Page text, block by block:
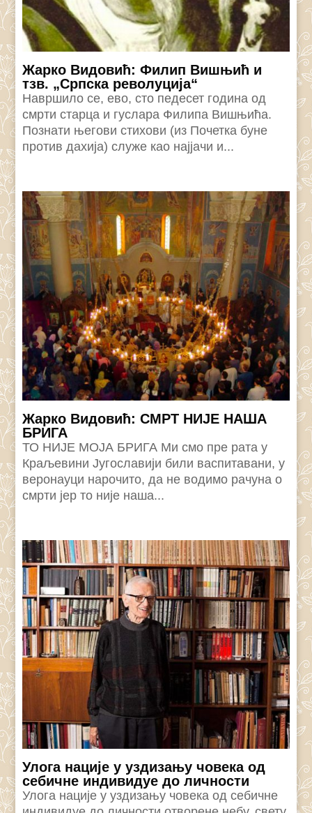
Жарко Видовић: Филип Вишњић и
тзв. „Српска револуција“
Навршило се, ево, сто педесет година од
смрти старца и гуслара Филипа Вишњића.
Познати његови стихови (из Почетка буне
против дахија) служе као најјачи и...
Жарко Видовић: СМРТ НИЈЕ НАША
БРИГА
ТО НИЈЕ МОЈА БРИГА Ми смо пре рата у
Краљевини Југославији били васпитавани, у
веронауци нарочито, да не водимо рачуна о
смрти јер то није наша...
Улога нације у уздизању човека од
себичне индивидуе до личности
Улога нације у уздизању човека од себичне